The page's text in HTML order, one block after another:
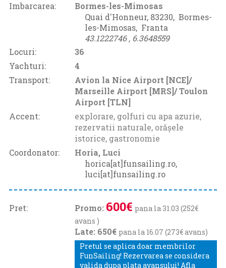
Imbarcarea:
Bormes-les-Mimosas
Quai d'Honneur, 83230‚ Bormes-
les-Mimosas‚ Franta
43.1222746 ‚ 6.3648559
Locuri:
36
Yachturi:
4
Transport:
Avion la Nice Airport [NCE]/
Marseille Airport [MRS]/ Toulon
Airport [TLN]
Accent:
explorare, golfuri cu apa azurie,
rezervatii naturale, orășele
istorice, gastronomie
Coordonator:
Horia, Luci
horica[at]funsailing.ro,
luci[at]funsailing.ro
Pret: Promo: 600€ pana la 31.03 (252€
avans )
Late: 650€ pana la 16.07 (273€ avans)
Pretul se aplica doar membrilor
FunSailing! Rezervarea se considera
valida dupa plata avansului! Afla